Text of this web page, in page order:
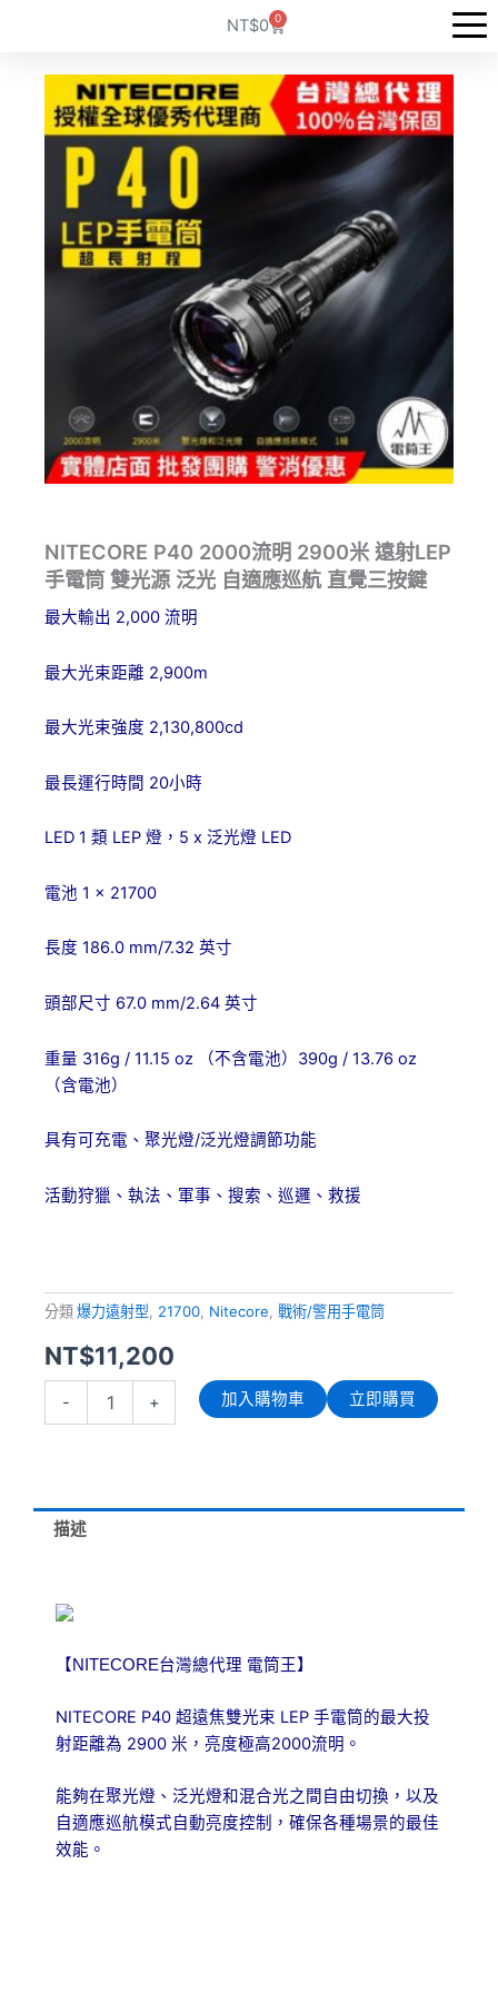
NT$0 0
購
物
NITECORE P40 2000流明 2900米 遠射LEP
手電筒 雙光源 泛光 自適應巡航 直覺三按鍵
最大輸出 2,000 流明
最大光束距離 2,900m
最大光束強度 2,130,800cd
最長運行時間 20小時
LED 1 類 LEP 燈， 5 x 泛光燈 LED
電池 1 × 21700
長度 186.0 mm/7.32 英寸
頭部尺寸 67.0 mm/2.64 英寸
重量 316g / 11.15 oz （不含電池） 390g / 13.76 oz
（含電池）
具有可充電、聚光燈/泛光燈調節功能
活動狩獵、執法、軍事、搜索、巡邏、救援
分類爆力遠射型, 21700, Nitecore, 戰術/警用手電筒
NT$11,200
-
米
手
源
泛
自
適
應
巡
+ 加入購物車 立即購買
描述
【NITECORE台灣總代理 電筒王】
NITECORE P40 超遠焦雙光束 LEP 手電筒的最大投
射距離為 2900 米，亮度極高2000流明。
能夠在聚光燈、泛光燈和混合光之間自由切換，以及
自適應巡航模式自動亮度控制，確保各種場景的最佳
效能。